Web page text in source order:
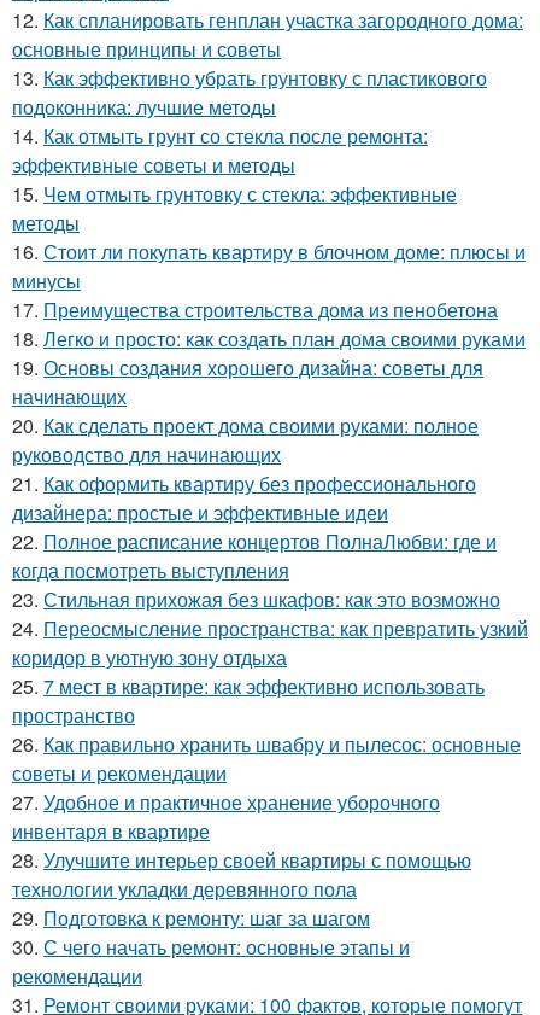
12. Как спланировать генплан участка загородного дома:
основные принципы и советы
13. Как эффективно убрать грунтовку с пластикового
подоконника: лучшие методы
14. Как отмыть грунт со стекла после ремонта:
эффективные советы и методы
15. Чем отмыть грунтовку с стекла: эффективные
методы
16. Стоит ли покупать квартиру в блочном доме: плюсы и
минусы
17. Преимущества строительства дома из пенобетона
18. Легко и просто: как создать план дома своими руками
19. Основы создания хорошего дизайна: советы для
начинающих
20. Как сделать проект дома своими руками: полное
руководство для начинающих
21. Как оформить квартиру без профессионального
дизайнера: простые и эффективные идеи
22. Полное расписание концертов ПолнаЛюбви: где и
когда посмотреть выступления
23. Стильная прихожая без шкафов: как это возможно
24. Переосмысление пространства: как превратить узкий
коридор в уютную зону отдыха
25. 7 мест в квартире: как эффективно использовать
пространство
26. Как правильно хранить швабру и пылесос: основные
советы и рекомендации
27. Удобное и практичное хранение уборочного
инвентаря в квартире
28. Улучшите интерьер своей квартиры с помощью
технологии укладки деревянного пола
29. Подготовка к ремонту: шаг за шагом
30. С чего начать ремонт: основные этапы и
рекомендации
31. Ремонт своими руками: 100 фактов, которые помогут